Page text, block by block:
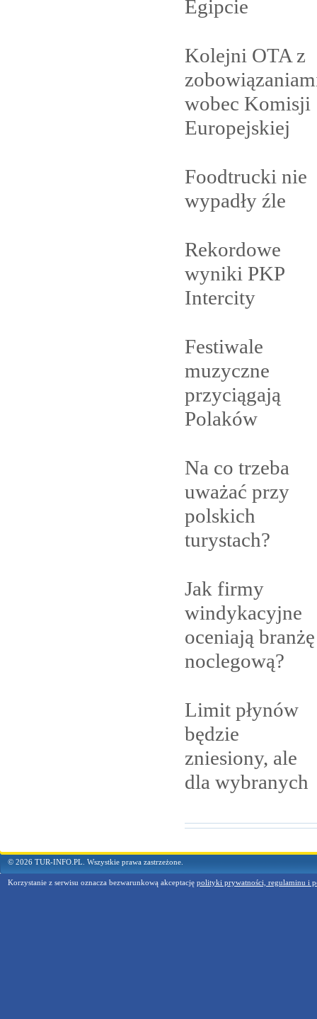
Egipcie
Kolejni OTA z
wobec Komisji
Europejskiej
Foodtrucki nie
wypadły źle
Rekordowe
wyniki PKP
Intercity
Festiwale
muzyczne
przyciągają
Polaków
Na co trzeba
uważać przy
polskich
turystach?
Jak firmy
windykacyjne
oceniają branżę
noclegową?
Limit płynów
będzie
zniesiony, ale
dla wybranych
© 2026 TUR-INFO.PL. Wszystkie prawa zastrzeżone.
Korzystanie z serwisu oznacza bezwarunkową akceptację polityki prywatności, regulaminu i